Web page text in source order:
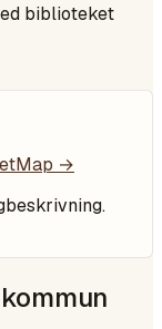
biblioteket
→